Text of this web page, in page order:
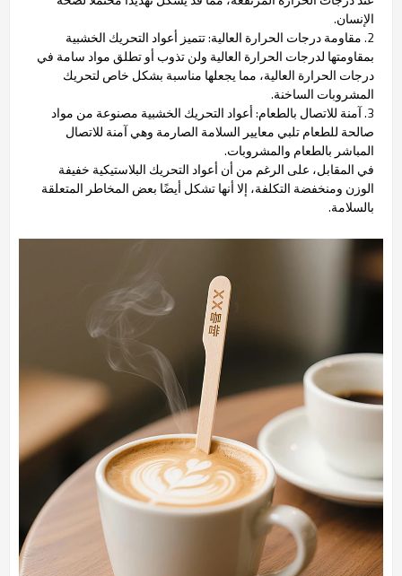
الإنسان.
2. مقاومة درجات الحرارة العالية: تتميز أعواد التحريك الخشبية
بمقاومتها لدرجات الحرارة العالية ولن تذوب أو تطلق مواد سامة في
درجات الحرارة العالية، مما يجعلها مناسبة بشكل خاص لتحريك
المشروبات الساخنة.
3. آمنة للاتصال بالطعام: أعواد التحريك الخشبية مصنوعة من مواد
صالحة للطعام تلبي معايير السلامة الصارمة وهي آمنة للاتصال
المباشر بالطعام والمشروبات.
في المقابل، على الرغم من أن أعواد التحريك البلاستيكية خفيفة
الوزن ومنخفضة التكلفة، إلا أنها تشكل أيضًا بعض المخاطر المتعلقة
بالسلامة.